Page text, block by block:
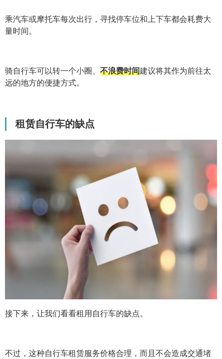
乘汽车或摩托车每次出行，寻找停车位和上下车都会耗费大
量时间。
骑自行车可以转一个小圈、 不浪费时间建议将其作为前往太
远的地方的便捷方式。
租赁自行车的缺点
接下来，让我们看看租用自行车的缺点。
不过，这种自行车租赁服务价格合理，而且不会造成交通堵